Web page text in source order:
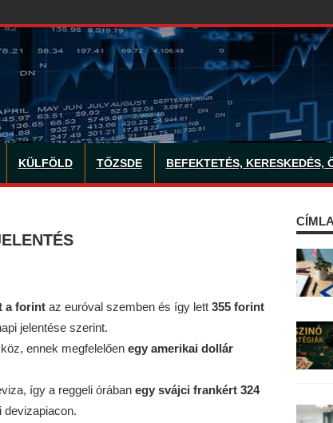
KÜLFÖLD TŐZSDE BEFEKTETÉS, KERESKEDÉS,
a forintaz euróval szemben és így lett 355 forint
jelentése szerint.
ennek megfelelően egy amerikai dollár
így a reggeli órában egy svájci frankért 324
devizapiacon.